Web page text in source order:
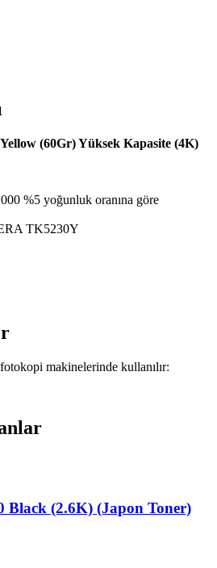
(60Gr) Yüksek Kapasite (4K)
%5 yoğunluk oranına göre
TK5230Y
makinelerinde kullanılır:
(2.6K) (Japon Toner)